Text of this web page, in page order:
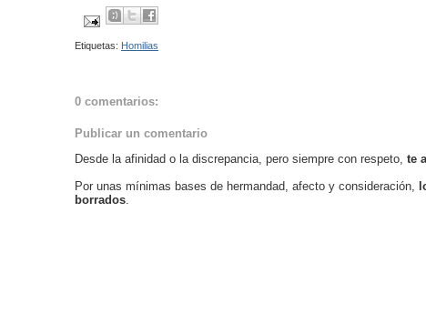
Etiquetas: Homilias
0 comentarios:
Publicar un comentario
Desde la afinidad o la discrepancia, pero siempre con respeto,te
Por unas mínimas bases de hermandad, afecto y consideración,
borrados